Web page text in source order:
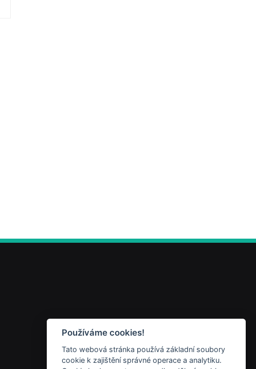
Používáme cookies!
Tato webová stránka používá základní soubory
cookie k zajištění správné operace a analytiku.